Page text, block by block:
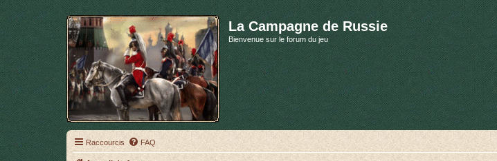
La Campagne de Russie
Bienvenue sur le forum du jeu
Raccourcis FAQ